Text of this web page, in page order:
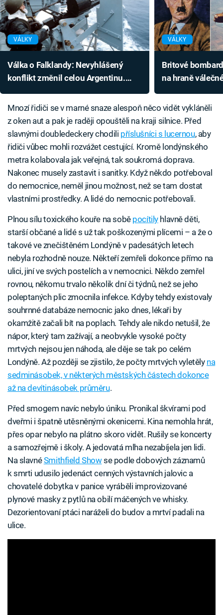
VÁLKY
Válka o Falklandy: Nevyhlášený
konflikt změnil celou Argentinu.
VÁLKY
Britové
na hraně
Mnozí řidiči se v marné snaze alespoň něco vidět vykláněli
z oken aut a pak je raději opouštěli na kraji silnice. Před
slavnými doubledeckery chodili příslušníci s lucernou, aby
řidiči vůbec mohli rozvážet cestující. Kromě londýnského
metra kolabovala jak veřejná, tak soukromá doprava.
Nakonec musely zastavit i sanitky. Když někdo potřeboval
do nemocnice, neměl jinou možnost, než se tam dostat
vlastními prostředky. A lidé do nemocnic potřebovali.
Plnou sílu toxického kouře na sobě pocítilyhlavně děti,
starší občané a lidé s už tak poškozenými plícemi – a že o
takové ve znečištěném Londýně v padesátých letech
nebyla rozhodně nouze. Někteří zemřeli dokonce přímo na
ulici, jiní ve svých postelích a v nemocnici. Někdo zemřel
rovnou, někomu trvalo několik dní či týdnů, než se jeho
poleptaných plic zmocnila infekce. Kdyby tehdy existovaly
souhrnné databáze nemocnic jako dnes, lékaři by
okamžitě začali bít na poplach. Tehdy ale nikdo netušil, že
nápor, který tam zažívají, a neobvykle vysoké počty
mrtvých nejsou jen náhoda, ale děje se tak po celém
Londýně. Až později se zjistilo, že počty mrtvých vyletěly na
sedminásobek, v některých městských částech dokonce
až na devítinásobek průměru.
Před smogem navíc nebylo úniku. Pronikal škvírami pod
dveřmi i špatně utěsněnými okenicemi. Kina nemohla hrát,
přes opar nebylo na plátno skoro vidět. Rušily se koncerty
a samozřejmě i školy. A jedovatá mlha nezabíjela jen lidi.
Na slavnéSmithfield Showse podle dobových záznamů
k smrti udusilo jedenáct cenných výstavních jalovic a
chovatelé dobytka v panice vyráběli improvizované
plynové masky z pytlů na obilí máčených ve whisky.
Dezorientovaní ptáci naráželi do budov a mrtví padali na
ulice.